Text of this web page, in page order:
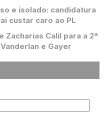
e isolado: candidatura
custar caro ao PL
Zacharias Calil para a 2ª
e Gayer